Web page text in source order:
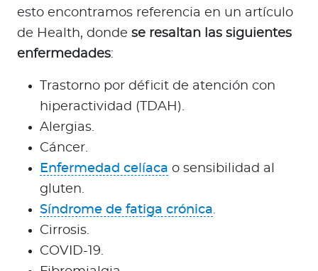
esto encontramos referencia en un artículo
de Health, donde se resaltan las siguientes
enfermedades:
Trastorno por déficit de atención con
hiperactividad (TDAH).
Alergias.
Cáncer.
Enfermedad celíaca o sensibilidad al
gluten.
Síndrome de fatiga crónica.
Cirrosis.
COVID-19.